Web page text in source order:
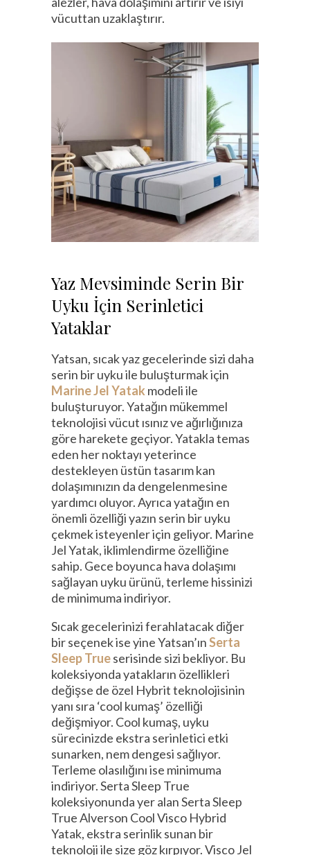
vücuttan uzaklaştırır.
Yaz Mevsiminde Serin Bir
Uyku İçin Serinletici
Yataklar
Yatsan, sıcak yaz gecelerinde sizi daha
serin bir uyku ile buluşturmak için
Marine Jel Yatak modeli ile
buluşturuyor. Yatağın mükemmel
teknolojisi vücut ısınız ve ağırlığınıza
göre harekete geçiyor. Yatakla temas
eden her noktayı yeterince
destekleyen üstün tasarım kan
dolaşımınızın da dengelenmesine
yardımcı oluyor. Ayrıca yatağın en
önemli özelliği yazın serin bir uyku
çekmek isteyenler için geliyor. Marine
Jel Yatak, iklimlendirme özelliğine
sahip. Gece boyunca hava dolaşımı
sağlayan uyku ürünü, terleme hissinizi
de minimuma indiriyor.
Sıcak gecelerinizi ferahlatacak diğer
bir seçenek ise yine Yatsan’ınSerta
Sleep Trueserisinde sizi bekliyor. Bu
koleksiyonda yatakların özellikleri
değişse de özel Hybrit teknolojisinin
yanı sıra ‘cool kumaş’ özelliği
değişmiyor. Cool kumaş, uyku
sürecinizde ekstra serinletici etki
sunarken, nem dengesi sağlıyor.
Terleme olasılığını ise minimuma
indiriyor. Serta Sleep True
koleksiyonunda yer alan Serta Sleep
True Alverson Cool Visco Hybrid
Yatak, ekstra serinlik sunan bir
teknoloji ile size göz kırpıyor. Visco Jel